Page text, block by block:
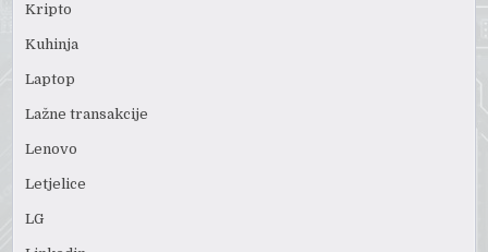
Kripto
Kuhinja
Laptop
Lažne transakcije
Lenovo
Letjelice
LG